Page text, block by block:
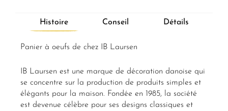
Histoire Conseil Détails
Panier à oeufs de chez IB Laursen
IB Laursen est une marque de décoration danoise qui
se concentre sur la production de produits simples et
élégants pour la maison. Fondée en 1985, la société
est devenue célèbre pour ses designs classiques et